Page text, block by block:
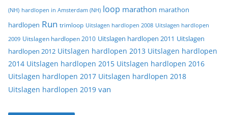
(NH) hardlopen in Amsterdam (NH) loop marathon marathon
hardlopen Run trimloop Uitslagen hardlopen 2008 Uitslagen hardlopen
2009 Uitslagen hardlopen 2010 Uitslagen hardlopen 2011 Uitslagen
hardlopen 2012 Uitslagen hardlopen 2013 Uitslagen hardlopen
2014 Uitslagen hardlopen 2015 Uitslagen hardlopen 2016
Uitslagen hardlopen 2017 Uitslagen hardlopen 2018
Uitslagen hardlopen 2019 van